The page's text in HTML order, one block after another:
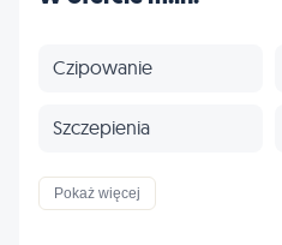
Czipowanie
Szczepienia
Profilaktyka
Pokaż więcej